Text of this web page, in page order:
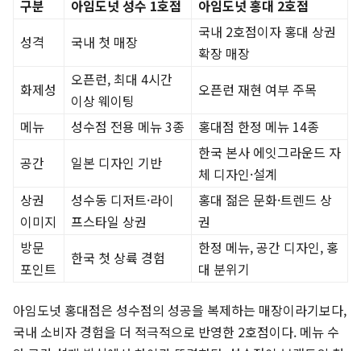
구분 아임도넛 성수 1호점
아임도넛 홍대 2호점
성격
국내 첫 매장
국내 2호점이자 홍대 상권
확장 매장
화제성
오픈런, 최대 4시간
이상 웨이팅
오픈런 재현 여부 주목
메뉴
성수점 전용 메뉴 3종
홍대점 한정 메뉴 14종
공간
일본 디자인 기반
한국 본사 에잇그라운드 자
체 디자인·설계
상권
이미지
성수동 디저트·라이
프스타일 상권
홍대 젊은 문화·트렌드 상
권
방문
포인트
한국 첫 상륙 경험
한정 메뉴, 공간 디자인, 홍
대 분위기
아임도넛 홍대점은 성수점의 성공을 복제하는 매장이라기보다,
국내 소비자 경험을 더 적극적으로 반영한 2호점이다. 메뉴 수